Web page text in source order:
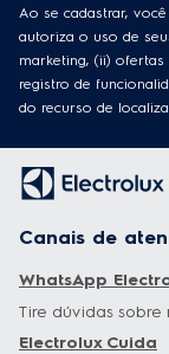
Ao se cadastrar,
autoriza o uso de
marketing, (ii)
registro de
do recurso de
Canais de
WhatsApp
Tire dúvidas sobre
Electrolux Cuida